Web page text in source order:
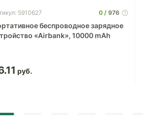
5910627 0 976
беспроводное зарядное
«Airbank», 10000 mAh